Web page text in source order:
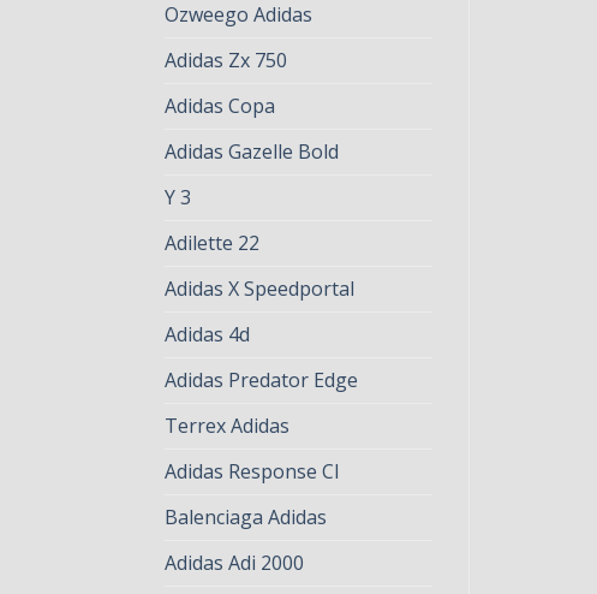
Ozweego Adidas
Adidas Zx 750
Adidas Copa
Adidas Gazelle Bold
Y 3
Adilette 22
Adidas X Speedportal
Adidas 4d
Adidas Predator Edge
Terrex Adidas
Adidas Response Cl
Balenciaga Adidas
Adidas Adi 2000